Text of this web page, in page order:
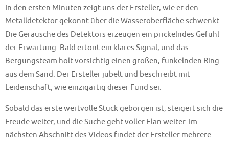
In den ersten Minuten zeigt uns der Ersteller, wie er den
Metalldetektor gekonnt über die Wasseroberfläche schwenkt.
Die Geräusche des Detektors erzeugen ein prickelndes Gefühl
der Erwartung. Bald ertönt ein klares Signal, und das
Bergungsteam holt vorsichtig einen großen, funkelnden Ring
aus dem Sand. Der Ersteller jubelt und beschreibt mit
Leidenschaft, wie einzigartig dieser Fund sei.
Sobald das erste wertvolle Stück geborgen ist, steigert sich die
Freude weiter, und die Suche geht voller Elan weiter. Im
nächsten Abschnitt des Videos findet der Ersteller mehrere